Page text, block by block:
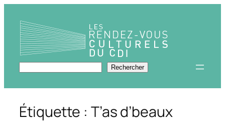
contenu
Rechercher Rechercher
Étiquette : T’as d’beaux